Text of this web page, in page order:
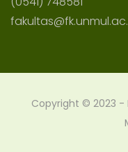
Copyright © 2023 -